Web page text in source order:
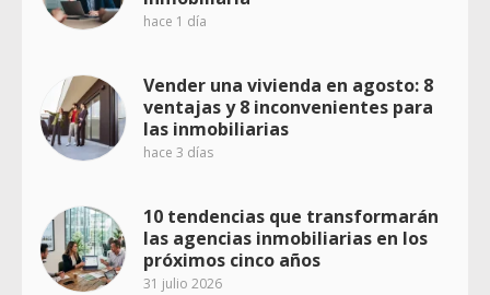
hace 1 día
Vender una vivienda en agosto: 8
ventajas y 8 inconvenientes para
las inmobiliarias
hace 3 días
10 tendencias que transformarán
las agencias inmobiliarias en los
próximos cinco años
31 julio 2026